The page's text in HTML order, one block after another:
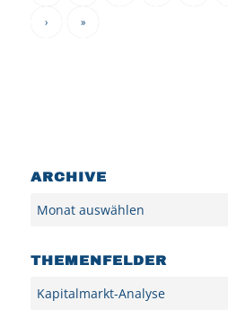
› »
ARCHIVE
THEMENFELDER